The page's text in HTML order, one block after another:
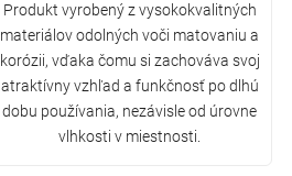
Produkt vyrobený z vysokokvalitných
materiálov odolných voči matovaniu a
korózii, vďaka čomu si zachováva svoj
atraktívny vzhľad a funkčnosť po dlhú
dobu používania, nezávisle od úrovne
vlhkosti v miestnosti.